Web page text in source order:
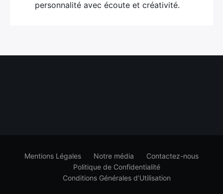
personnalité avec écoute et créativité.
Mentions Légales Notre média
Contactez-nous
Politique de Confidentialité
Conditions Générales d’Utilisation